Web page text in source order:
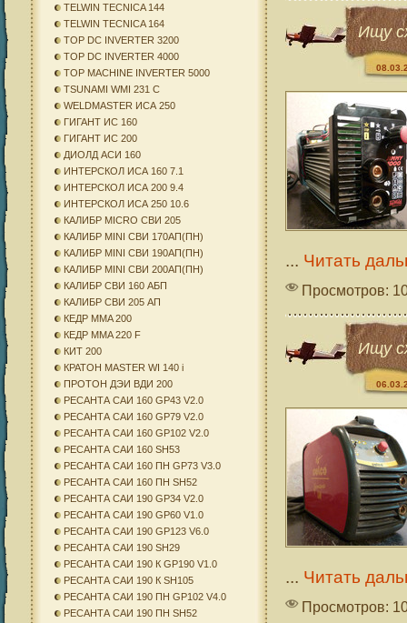
Ищу
... Читать
Просмотров:
Ищу
... Читать
Просмотров:
TELWIN TECNICA 144
TELWIN TECNICA 164
TOP DC INVERTER 3200
TOP DC INVERTER 4000
TOP MACHINE INVERTER 5000
TSUNAMI WMI 231 C
WELDMASTER ИСА 250
ГИГАНТ ИС 160
ГИГАНТ ИС 200
ДИОЛД АСИ 160
ИНТЕРСКОЛ ИСА 160 7.1
ИНТЕРСКОЛ ИСА 200 9.4
ИНТЕРСКОЛ ИСА 250 10.6
КАЛИБР MICRO СВИ 205
КАЛИБР MINI СВИ 170АП(ПН)
КАЛИБР MINI СВИ 190АП(ПН)
КАЛИБР MINI СВИ 200АП(ПН)
КАЛИБР СВИ 160 АБП
КАЛИБР СВИ 205 АП
КЕДР MMA 200
КЕДР MMA 220 F
КИТ 200
КРАТОН MASTER WI 140 i
ПРОТОН ДЭИ ВДИ 200
РЕСАНТА САИ 160 GP43 V2.0
РЕСАНТА САИ 160 GP79 V2.0
РЕСАНТА САИ 160 GP102 V2.0
РЕСАНТА САИ 160 SH53
РЕСАНТА САИ 160 ПН GP73 V3.0
РЕСАНТА САИ 160 ПН SH52
РЕСАНТА САИ 190 GP34 V2.0
РЕСАНТА САИ 190 GP60 V1.0
РЕСАНТА САИ 190 GP123 V6.0
РЕСАНТА САИ 190 SH29
РЕСАНТА САИ 190 К GP190 V1.0
РЕСАНТА САИ 190 К SH105
РЕСАНТА САИ 190 ПН GP102 V4.0
РЕСАНТА САИ 190 ПН SH52